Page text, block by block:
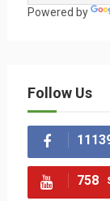
Powered by
Follow Us
758